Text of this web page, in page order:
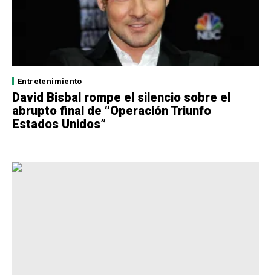
Entretenimiento
David Bisbal rompe el silencio sobre el
abrupto final de “Operación Triunfo
Estados Unidos”